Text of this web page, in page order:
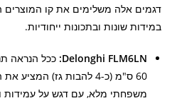
במידות שונות ובתכונות ייחודיות.
Delonghi FLM6LN: ככל הנראה
60 ס"מ (כ-4 להבות גז)
משפחתי מלא, עם דגש על עמידות